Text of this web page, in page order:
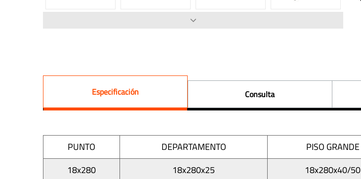
Especificación Consulta
PUNTO DEPARTAMENTO PISO GRANDE
18x280
18x280x25 18x280x40/50